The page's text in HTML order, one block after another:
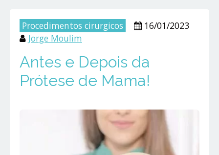
Procedimentos cirurgicos
16/01/2023
Jorge Moulim
Antes e Depois da
Prótese de Mama!